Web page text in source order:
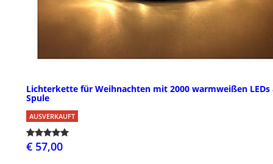
Lichterkette für Weihnachten mit 2000 warmweißen LEDs
Spule
AUSVERKAUFT
€ 57,00